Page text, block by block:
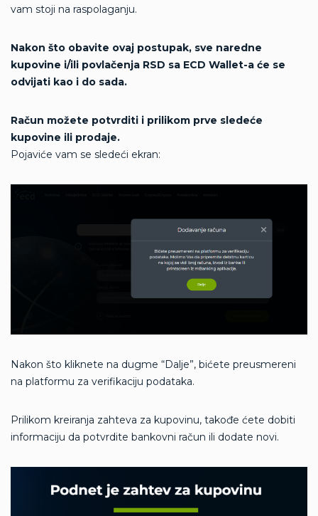
vam stoji na raspolaganju.
Nakon što obavite ovaj postupak, sve naredne
kupovine i/ili povlačenja RSD sa ECD Wallet-a će se
odvijati kao i do sada.
Račun možete potvrditi i prilikom prve sledeće
kupovine ili prodaje.
Pojaviće vam se sledeći ekran:
Nakon što kliknete na dugme “Dalje”, bićete preusmereni
na platformu za verifikaciju podataka.
Prilikom kreiranja zahteva za kupovinu, takođe ćete dobiti
informaciju da potvrdite bankovni račun ili dodate novi.